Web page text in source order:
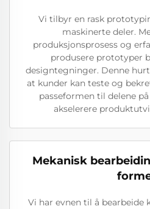
Vi tilbyr en rask
maskinerte deler.
produksjonsprosess og
produsere prototyper
designtegninger. Denne
at kunder kan teste og
passeformen til delene
akselerere
Mekanisk
Vi har evnen til å bearbeide